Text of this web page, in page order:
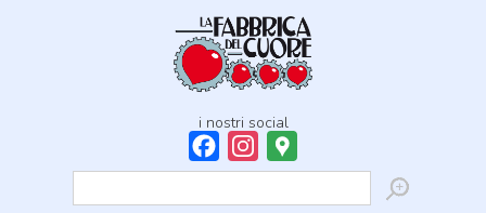
i nostri social
FacebookInstagram
Maps
Ricerca